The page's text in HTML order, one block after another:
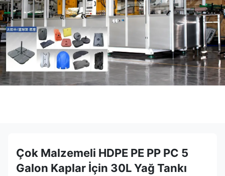
Çok Malzemeli HDPE PE PP PC 5
Galon Kaplar İçin 30L Yağ Tankı